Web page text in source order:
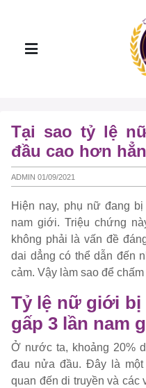
Tại sao tỷ lệ
đầu cao hơn
ADMIN 01/09/2021
Hiện nay, phụ nữ đang
nam giới. Triệu chứng
không phải là vấn đề
dai dẳng có thể dẫn đến
cảm. Vậy làm sao để
Tỷ lệ nữ giới bị
gấp 3 lần nam
Ở nước ta, khoảng 20%
đau nửa đầu. Đây là
quan đến di truyền và các